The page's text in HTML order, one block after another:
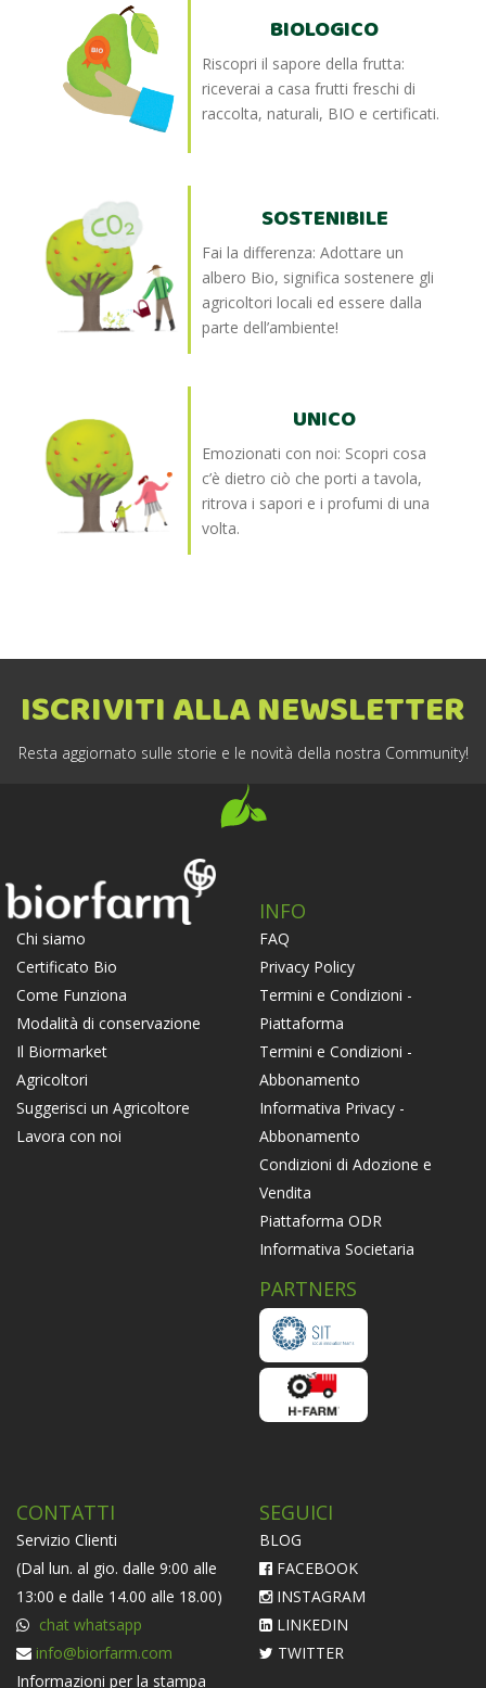
BIOLOGICO
Riscopri il sapore della frutta:
riceverai a casa frutti freschi di
raccolta, naturali, BIO e certificati.
SOSTENIBILE
Fai la differenza: Adottare un
albero Bio, significa sostenere gli
agricoltori locali ed essere dalla
parte dell’ambiente!
UNICO
Emozionati con noi: Scopri cosa
c’è dietro ciò che porti a tavola,
ritrova i sapori e i profumi di una
volta.
ISCRIVITI ALLA NEWSLETTER
Resta aggiornato sulle storie e le novità della nostra Community!
Chi siamo
Certificato Bio
Come Funziona
Modalità di conservazione
Il Biormarket
Agricoltori
Suggerisci un Agricoltore
Lavora con noi
INFO
FAQ
Privacy Policy
Termini e Condizioni -
Piattaforma
Termini e Condizioni -
Abbonamento
Informativa Privacy -
Abbonamento
Condizioni di Adozione e
Vendita
Piattaforma ODR
Informativa Societaria
PARTNERS
CONTATTI
Servizio Clienti
(Dal lun. al gio. dalle 9:00 alle
13:00 e dalle 14.00 alle 18.00)
chat whatsapp
info@biorfarm.com
Informazioni per la stampa
SEGUICI
BLOG
FACEBOOK
INSTAGRAM
LINKEDIN
TWITTER